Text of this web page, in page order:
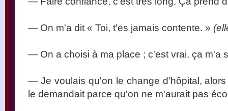
— On m'a dit « Toi, t'es jamais contente. »
— On a choisi à ma place ; c'est vrai, ça m'a
— Je voulais qu'on le change d'hôpital,
le demandait parce qu'on ne m'aurait pas